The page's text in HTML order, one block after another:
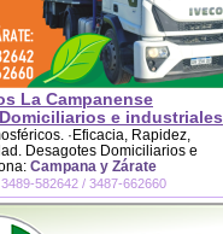
La Campanense
e industriales
·Eficacia, Rapidez,
Desagotes Domiciliarios e
Campana y Zárate
582642 / 3487-662660